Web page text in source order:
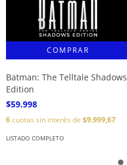
Batman: The Telltale Shadows
Edition
$59.998
6cuotas sin interés de $9.999,67
LISTADO COMPLETO